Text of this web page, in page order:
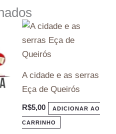
A cidade e as serras
Eça de Queirós
R$5,00 ADICIONAR AO
CARRINHO